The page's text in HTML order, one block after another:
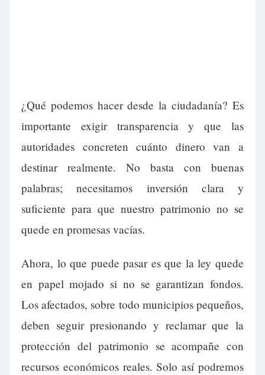
¿Qué podemos hacer desde la ciudadanía? Es
importante exigir transparencia y que las
autoridades concreten cuánto dinero van a
destinar realmente. No basta con buenas
palabras; necesitamos inversión clara y
suficiente para que nuestro patrimonio no se
quede en promesas vacías.
Ahora, lo que puede pasar es que la ley quede
en papel mojado si no se garantizan fondos.
Los afectados, sobre todo municipios pequeños,
deben seguir presionando y reclamar que la
protección del patrimonio se acompañe con
recursos económicos reales. Solo así podremos